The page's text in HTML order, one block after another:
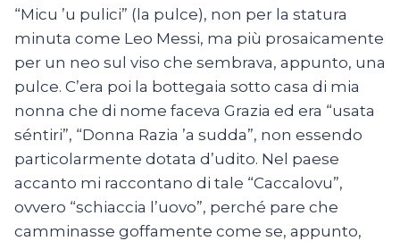
“Micu ’u pulici” (la pulce), non per la statura
minuta come Leo Messi, ma più prosaicamente
per un neo sul viso che sembrava, appunto, una
pulce. C’era poi la bottegaia sotto casa di mia
nonna che di nome faceva Grazia ed era “usata
séntiri”, “Donna Razia ’a sudda”, non essendo
particolarmente dotata d’udito. Nel paese
accanto mi raccontano di tale “Caccalovu”,
ovvero “schiaccia l’uovo”, perché pare che
camminasse goffamente come se, appunto,